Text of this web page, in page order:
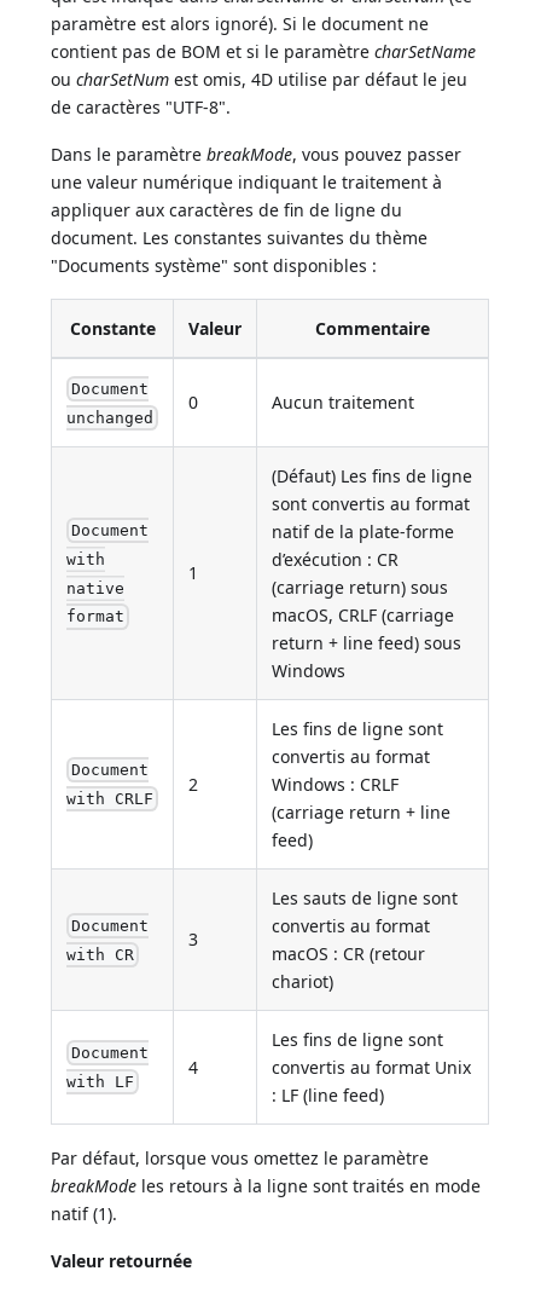
paramètre est alors ignoré). Si le document ne
contient pas de BOM et si le paramètrecharSetName
oucharSetNum est omis, 4D utilise par défaut le jeu
de caractères "UTF-8".
Dans le paramètrebreakMode, vous pouvez passer
une valeur numérique indiquant le traitement à
appliquer aux caractères de fin de ligne du
document. Les constantes suivantes du thème
"Documents système" sont disponibles :
Constante Valeur Commentaire
Document
unchanged
0 Aucun traitement
Document
with
native
format
1
(Défaut) Les fins de ligne
sont convertis au format
natif de la plate-forme
d’exécution : CR
(carriage return) sous
macOS, CRLF (carriage
return + line feed) sous
Windows
Document
with CRLF
2
Les fins de ligne sont
convertis au format
Windows : CRLF
(carriage return + line
feed)
Document
with CR
3
Les sauts de ligne sont
convertis au format
macOS : CR (retour
chariot)
Document
with LF
4
Les fins de ligne sont
convertis au format Unix
: LF (line feed)
Par défaut, lorsque vous omettez le paramètre
breakMode les retours à la ligne sont traités en mode
natif (1).
Valeur retournée